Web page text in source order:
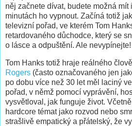
něj začnete dívat, budete možná
minutách ho vypnout. Začíná totiž
televizní pořad, ve kterém Tom
retardovaného důchodce, který se
o lásce a odpuštění. Ale nevypínejte!
Tom Hanks totiž hraje reálného
Rogers (často označovaného jen
po dobu více než 30 let měl laciný
pořad, v němž pomocí vyprávění,
vysvětloval, jak funguje život.
hardcore témat jako rozvod nebo
strašlivě empatický a přátelský, že